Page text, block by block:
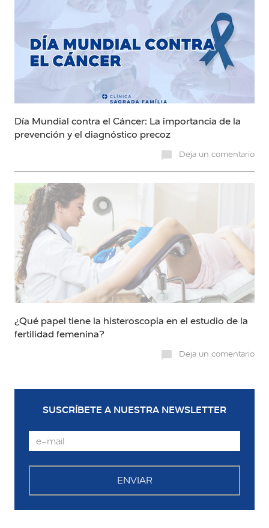
Día Mundial contra el Cáncer: La importancia de la
prevención y el diagnóstico precoz
Deja un comentario
¿Qué papel tiene la histeroscopia en el estudio de la
fertilidad femenina?
Deja un comentario
SUSCRÍBETE A NUESTRA NEWSLETTER
Email
ENVIAR